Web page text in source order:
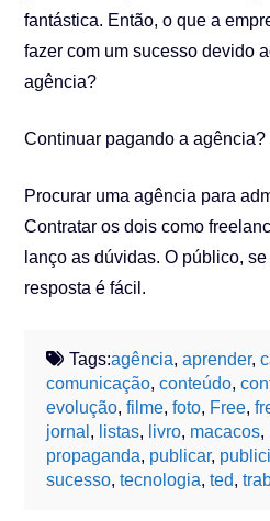
fantástica. Então, o que a
fazer com um sucesso devido
agência?
Continuar pagando a agência?
Procurar uma agência para
Contratar os dois como
lanço as dúvidas. O público,
resposta é fácil.
Tags:agência,aprender,
comunicação,conteúdo,
evolução,filme,foto, Free,
jornal , listas, livro, macacos,
propaganda, publicar,
sucesso,tecnologia,ted,